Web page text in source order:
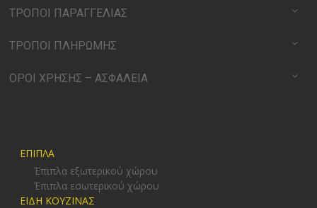
ΤΡΟΠΟΙ ΠΑΡΑΓΓΕΛΙΑΣ
ΤΡΟΠΟΙ ΠΛΗΡΩΜΗΣ
ΟΡΟΙ ΧΡΗΣΗΣ – ΑΣΦΑΛΕΙΑ
ΕΠΙΠΛΑ
Έπιπλα εξωτερικού χώρου
Έπιπλα εσωτερικού χώρου
ΕΙΔΗ ΚΟΥΖΙΝΑΣ